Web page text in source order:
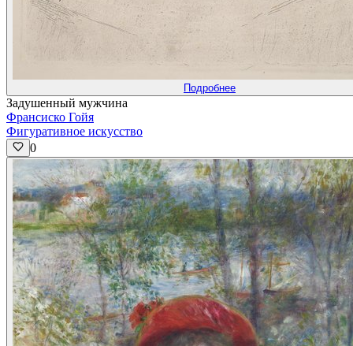
Подробнее
Задушенный мужчина
Франсиско Гойя
Фигуративное искусство
0